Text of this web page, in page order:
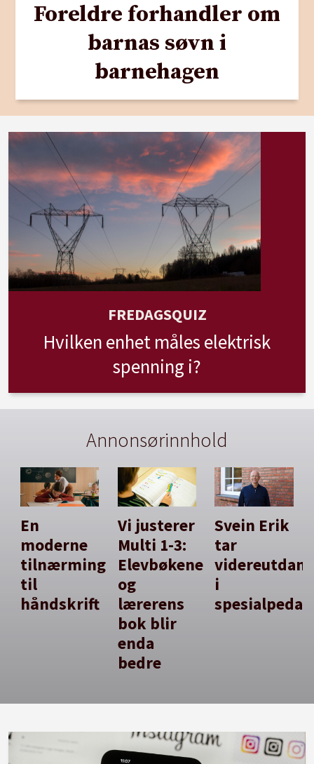
Foreldre forhandler om
barnas søvn i
barnehagen
FREDAGSQUIZ
Hvilken enhet måles elektrisk
spenning i?
Annonsørinnhold
En
moderne
tilnærming
til
håndskrift
Vi justerer
Multi 1-3:
Elevbøkene
og
lærerens
bok blir
enda
bedre
Svein Erik
tar
i